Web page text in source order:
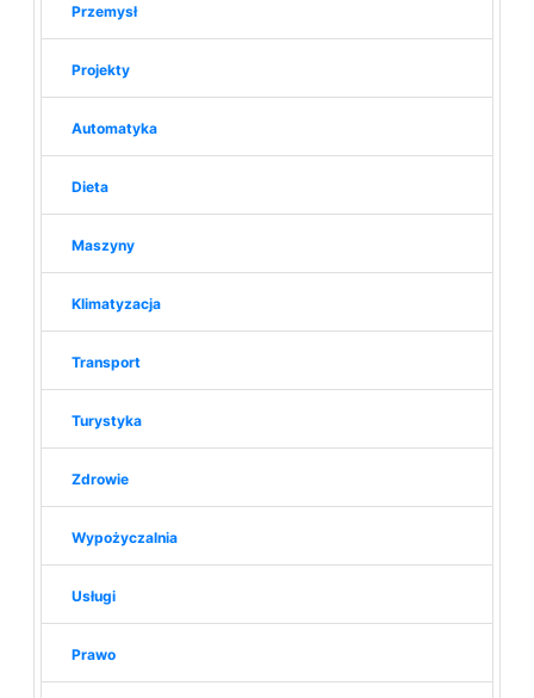
Przemysł
Projekty
Automatyka
Dieta
Maszyny
Klimatyzacja
Transport
Turystyka
Zdrowie
Wypożyczalnia
Usługi
Prawo